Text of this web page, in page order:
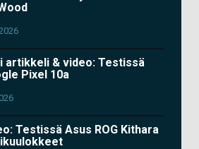
artikkeli & video: Testissä
Pixel 10a
Testissä Asus ROG Kithara